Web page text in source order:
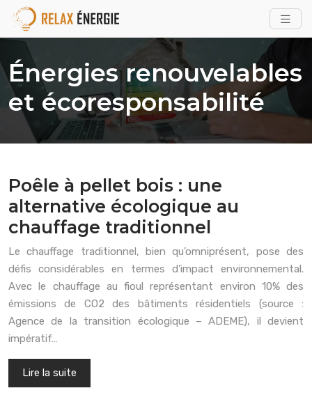
Énergies renouvelables
et écoresponsabilité
Poêle à pellet bois : une
alternative écologique au
chauffage traditionnel
Le chauffage traditionnel, bien qu’omniprésent, pose des
défis considérables en termes d’impact environnemental.
Avec le chauffage au fioul représentant environ 10% des
émissions de CO2 des bâtiments résidentiels (source :
Agence de la transition écologique – ADEME), il devient
impératif…
Lire la suite